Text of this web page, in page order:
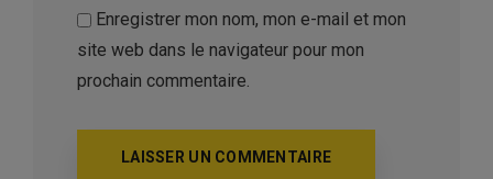
Enregistrer mon nom, mon e-mail et mon
site web dans le navigateur pour mon
prochain commentaire.